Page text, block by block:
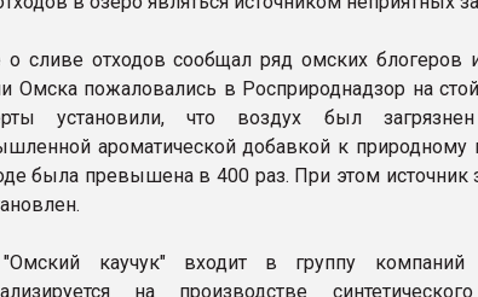
о сливе отходов сообщал ряд омских
Омска пожаловались в Росприроднадзор на
установили, что воздух был
ароматической добавкой к природному
была превышена в 400 раз. При этом источник
каучук" входит в группу компаний
на производстве